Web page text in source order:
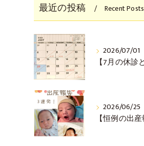
最近の投稿 Recent Posts
2026/07/01
2026/06/25